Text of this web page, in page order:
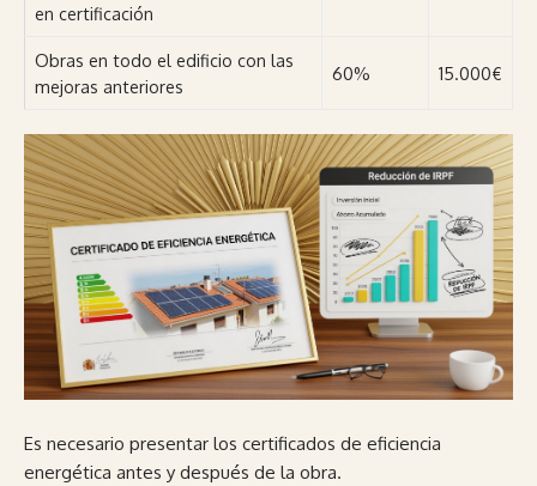
en certificación
Obras en todo el edificio con las
mejoras anteriores
60% 15.000€
Es necesario presentar los certificados de eficiencia
energética antes y después de la obra.